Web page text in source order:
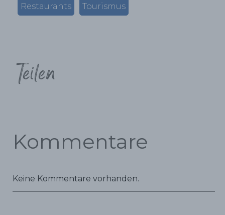
Restaurants Tourismus
Teilen
Kommentare
Keine Kommentare vorhanden.